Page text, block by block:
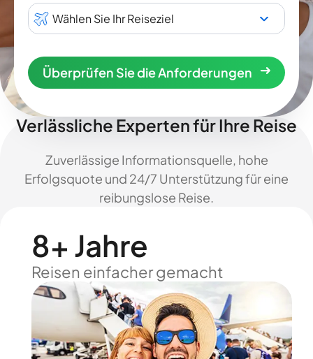
Wählen Sie Ihr Reiseziel
Überprüfen Sie die Anforderungen
Verlässliche Experten für Ihre Reise
Zuverlässige Informationsquelle, hohe
Erfolgsquote und 24/7 Unterstützung für eine
reibungslose Reise.
8+ Jahre
Reisen einfacher gemacht